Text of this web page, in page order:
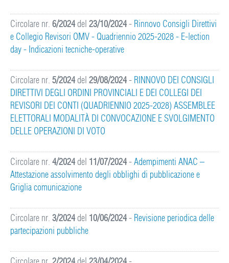
Circolare nr. 6/2024del23/10/2024- Rinnovo Consigli Direttivi
e Collegio Revisori OMV - Quadriennio 2025-2028 - E-lection
day - Indicazioni tecniche-operative
Circolare nr. 5/2024del29/08/2024- RINNOVO DEI CONSIGLI
DIRETTIVI DEGLI ORDINI PROVINCIALI E DEI COLLEGI DEI
REVISORI DEI CONTI (QUADRIENNIO 2025-2028) ASSEMBLEE
ELETTORALI MODALITÀ DI CONVOCAZIONE E SVOLGIMENTO
DELLE OPERAZIONI DI VOTO
Circolare nr. 4/2024del 11/07/2024-Adempimenti ANAC –
Attestazione assolvimento degli obblighi di pubblicazione e
Griglia comunicazione
Circolare nr. 3/2024del 10/06/2024- Revisione periodica delle
partecipazioni pubbliche